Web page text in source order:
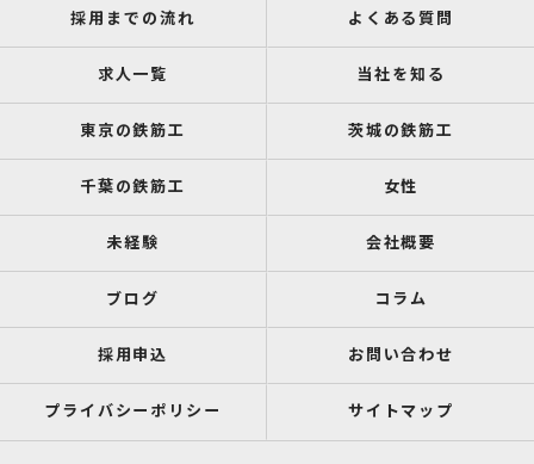
採用までの流れ よくある質問
求人一覧 当社を知る
東京の鉄筋工 茨城の鉄筋工
千葉の鉄筋工 女性
未経験 会社概要
ブログ コラム
採用申込 お問い合わせ
プライバシーポリシー サイトマップ